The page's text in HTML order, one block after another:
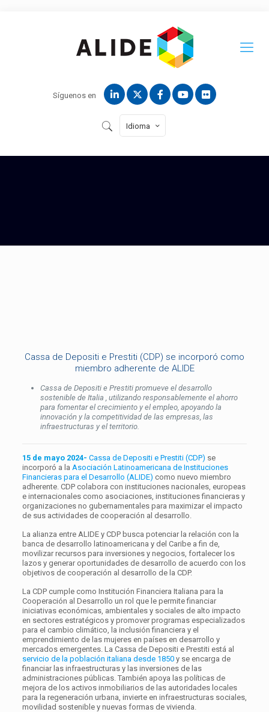
Síguenos en
Idioma
Cassa de Depositi e Prestiti (CDP) se incorporó como
miembro adherente de ALIDE
Cassa de Depositi e Prestiti promueve el desarrollo
sostenible de Italia , utilizando responsablemente el ahorro
para fomentar el crecimiento y el empleo, apoyando la
innovación y la competitividad de las empresas, las
infraestructuras y el territorio.
15 de mayo 2024- Cassa de Depositi e Prestiti (CDP) se
incorporó a la Asociación Latinoamericana de Instituciones
Financieras para el Desarrollo (ALIDE) como nuevo miembro
adherente. CDP colabora con instituciones nacionales, europeas
e internacionales como asociaciones, instituciones financieras y
organizaciones no gubernamentales para maximizar el impacto
de sus actividades de cooperación al desarrollo.
La alianza entre ALIDE y CDP busca potenciar la relación con la
banca de desarrollo latinoamericana y del Caribe a fin de,
movilizar recursos para inversiones y negocios, fortalecer los
lazos y generar oportunidades de desarrollo de acuerdo con los
objetivos de cooperación al desarrollo de la CDP.
La CDP cumple como Institución Financiera Italiana para la
Cooperación al Desarrollo un rol que le permite financiar
iniciativas económicas, ambientales y sociales de alto impacto
en sectores estratégicos y promover programas especializados
para el cambio climático, la inclusión financiera y el
emprendimiento de las mujeres en países en desarrollo y
mercados emergentes. La Cassa de Depositi e Prestiti está al
servicio de la población italiana desde 1850y se encarga de
financiar las infraestructuras y las inversiones de las
administraciones públicas. También apoya las políticas de
mejora de los activos inmobiliarios de las autoridades locales
para la regeneración urbana, invierte en infraestructuras sociales,
movilidad sostenible y nuevas formas de vivienda.